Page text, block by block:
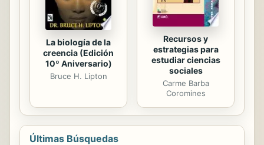
La biología de la
creencia (Edición
10º Aniversario)
Bruce H. Lipton
Recursos y
estrategias para
estudiar ciencias
sociales
Carme Barba
Coromines
Últimas Búsquedas